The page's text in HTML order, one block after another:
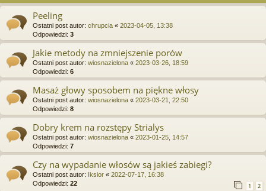
Peeling
Ostatni post autor: chrupcia « 2023-04-05, 13:38
Odpowiedzi: 3
Jakie metody na zmniejszenie porów
Ostatni post autor: wiosnazielona « 2023-03-26, 18:59
Odpowiedzi: 6
Masaż głowy sposobem na piękne włosy
Ostatni post autor: wiosnazielona « 2023-03-21, 22:50
Odpowiedzi: 8
Dobry krem na rozstępy Strialys
Ostatni post autor: wiosnazielona « 2023-01-25, 14:57
Odpowiedzi: 7
Czy na wypadanie włosów są jakieś zabiegi?
Ostatni post autor: Iksior « 2022-07-17, 16:38
Odpowiedzi: 22 1 2